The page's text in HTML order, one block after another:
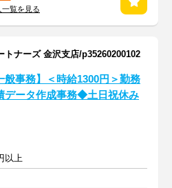
覧を見る
トナーズ 金沢支店/p35260200102
般事務】＜時給1300円＞勤務
データ作成事務◆土日祝休み
以上